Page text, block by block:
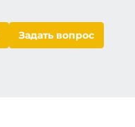
Задать вопрос